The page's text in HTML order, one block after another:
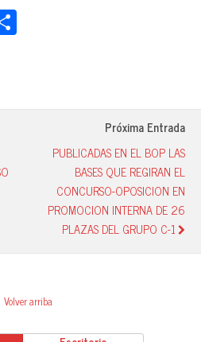
pa
Próxima Entrada
PUBLICADAS EN EL BOP LAS
BASES QUE REGIRAN EL
CONCURSO-OPOSICION EN
PROMOCION INTERNA DE 26
PLAZAS DEL GRUPO C-1
Volver arriba